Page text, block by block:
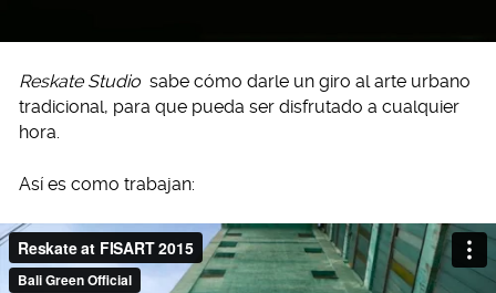
Reskate Studio sabe cómo darle un giro al arte urbano
tradicional, para que pueda ser disfrutado a cualquier
hora.
Así es como trabajan: